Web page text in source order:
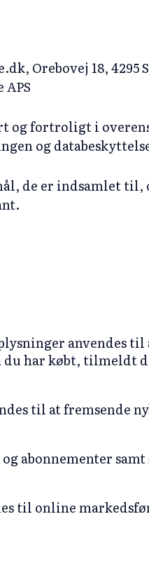
Orebovej 18,
og fortroligt i
og
de er indsamlet
anvendes
du har købt, tilmeldt
til at fremsende
abonnementer
til online